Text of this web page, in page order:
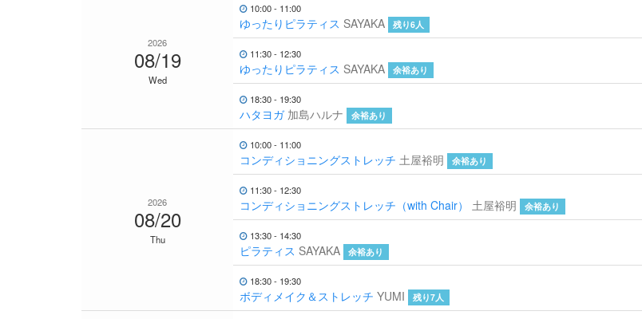
2026
08/19
Wed
10:00 - 11:00
ゆったりピラティス SAYAKA 残り6人
11:30 - 12:30
ゆったりピラティス SAYAKA 余裕あり
18:30 - 19:30
ハタヨガ 加島ハルナ 余裕あり
2026
08/20
Thu
10:00 - 11:00
コンディショニングストレッチ 土屋裕明 余裕あり
11:30 - 12:30
コンディショニングストレッチ（with Chair） 土屋裕明 余裕あり
13:30 - 14:30
ピラティス SAYAKA 余裕あり
18:30 - 19:30
ボディメイク＆ストレッチ YUMI 残り7人